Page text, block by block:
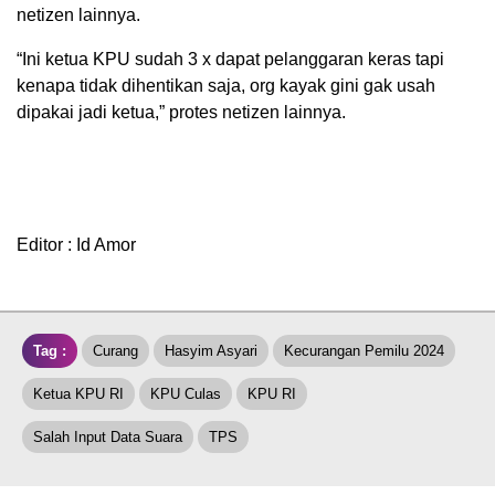
netizen lainnya.
“Ini ketua KPU sudah 3 x dapat pelanggaran keras tapi
kenapa tidak dihentikan saja, org kayak gini gak usah
dipakai jadi ketua,” protes netizen lainnya.
Editor : Id Amor
Tag : Curang Hasyim Asyari Kecurangan Pemilu 2024
Ketua KPU RI KPU Culas KPU RI
Salah Input Data Suara TPS